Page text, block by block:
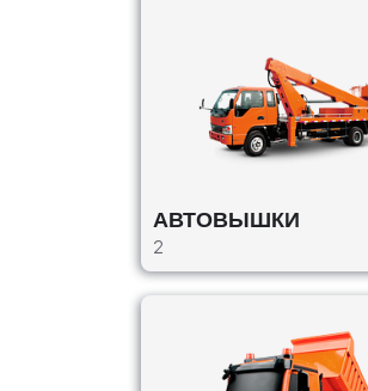
АВТОВЫШКИ
2